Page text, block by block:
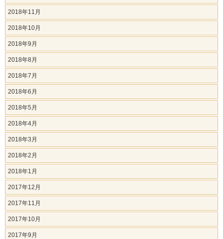
2018年11月
2018年10月
2018年9月
2018年8月
2018年7月
2018年6月
2018年5月
2018年4月
2018年3月
2018年2月
2018年1月
2017年12月
2017年11月
2017年10月
2017年9月